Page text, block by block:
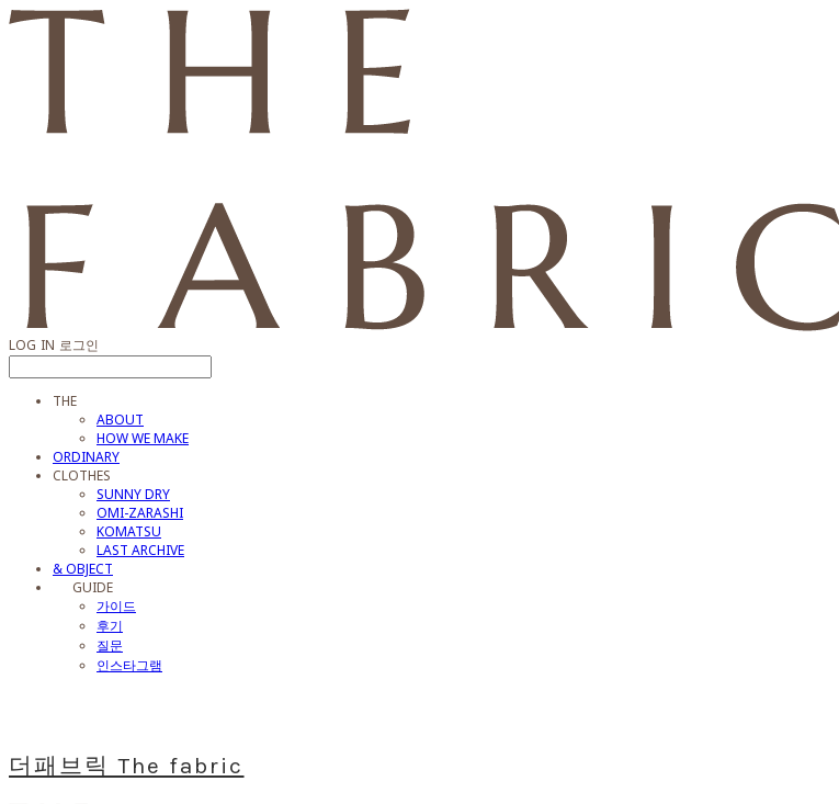
LOG IN 로그인
THE
ABOUT
HOW WE MAKE
ORDINARY
CLOTHES
SUNNY DRY
OMI-ZARASHI
KOMATSU
LAST ARCHIVE
& OBJECT
⠀⠀GUIDE
가이드
후기
질문
인스타그램
더패브릭 The fabric